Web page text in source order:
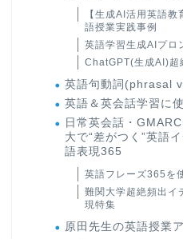
【生成AI活用英語
語授業実践事例
英語学習生成AIプロ
ChatGPT(生成AI)超
英語句動詞(phrasal
英語＆英会話学習に
日常英会話・
大で“差がつく”英語
語表現365
英語フレーズ365を
難関大学超絶頻出イ
現特集
原田先生の英語授業